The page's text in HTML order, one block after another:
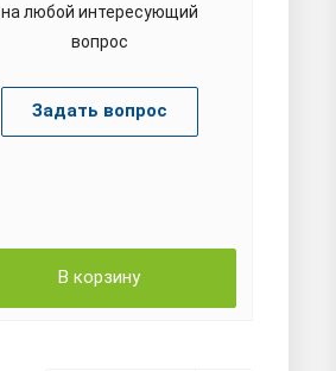
Купить в 1 клик
на любой интересующий
вопрос
Задать вопрос
В корзину